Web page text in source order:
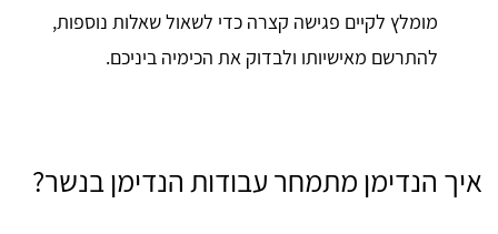
מומלץ לקיים פגישה קצרה כדי לשאול שאלות נוספות,
להתרשם מאישיותו ולבדוק את הכימיה ביניכם.
איך הנדימן מתמחר עבודות הנדימן בנשר?